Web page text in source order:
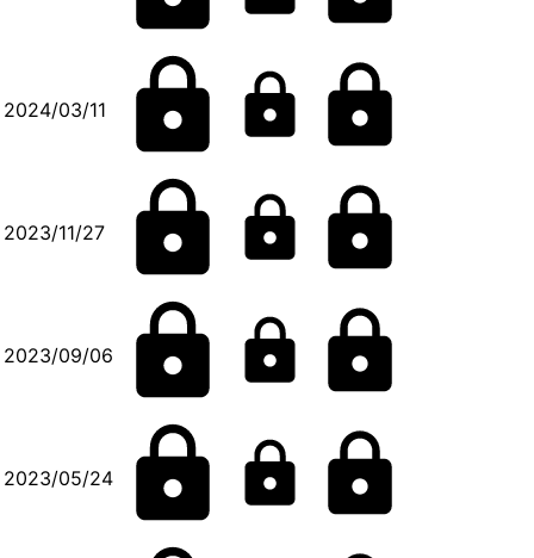
2024/03/11
2023/11/27
2023/09/06
2023/05/24